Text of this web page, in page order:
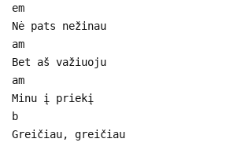
em
Nė pats nežinau
am
Bet aš važiuoju
am
Minu į priekį
b
Greičiau, greičiau